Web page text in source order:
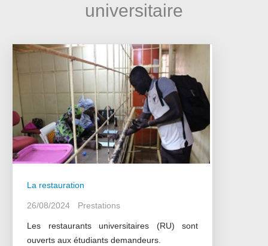
universitaire
La restauration
26/08/2024 Prestations
Les restaurants universitaires (RU) sont
ouverts aux étudiants demandeurs.